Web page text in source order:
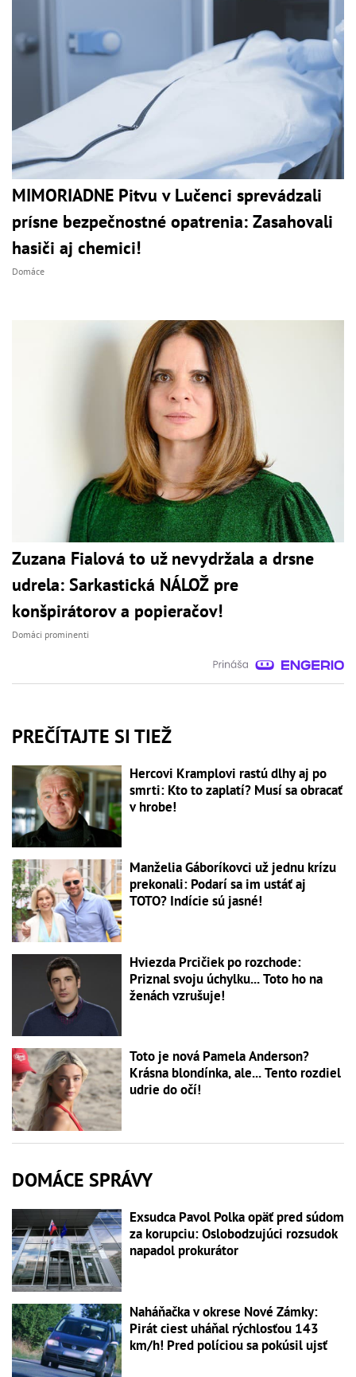
MIMORIADNE Pitvu v Lučenci sprevádzali
prísne bezpečnostné opatrenia: Zasahovali
hasiči aj chemici!
Domáce
Zuzana Fialová to už nevydržala a drsne
udrela: Sarkastická NÁLOŽ pre
konšpirátorov a popieračov!
Domáci prominenti
PREČÍTAJTE SI TIEŽ
Hercovi Kramplovi rastú dlhy aj po
smrti: Kto to zaplatí? Musí sa obracať
v hrobe!
Manželia Gáboríkovci už jednu krízu
prekonali: Podarí sa im ustáť aj
TOTO? Indície sú jasné!
Hviezda Prcičiek po rozchode:
Priznal svoju úchylku... Toto ho na
ženách vzrušuje!
Toto je nová Pamela Anderson?
Krásna blondínka, ale... Tento rozdiel
udrie do očí!
DOMÁCE SPRÁVY
Exsudca Pavol Polka opäť pred súdom
za korupciu: Oslobodzujúci rozsudok
napadol prokurátor
Naháňačka v okrese Nové Zámky:
Pirát ciest uháňal rýchlosťou 143
km/h! Pred políciou sa pokúsil ujsť